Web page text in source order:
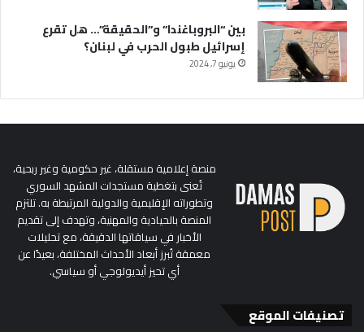
بين “البروباغندا” و”الحقيقة”… هل تقرع
إسرائيل طبول الحرب في لبنان؟
يونيو 7, 2024
منصة إعلامية مستقلة، غير حكومية وغير ربحية،
تُعنى بتغطية مستجدات المشهد السوري
وتطوراته الإقليمية والدولية المرتبطة به. تلتزم
المنصة بالحيادية والمهنية، وتهدف إلى تقديم
الأخبار في سياقاتها الدقيقة، مع تحليلات
معمقة تُبرز أبعاد الأحداث المختلفة، بعيدًا عن
أي تحيز أيديولوجي أو سياسي.
تصنيفات الموقع